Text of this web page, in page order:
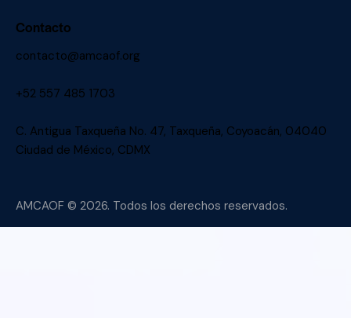
Contacto
contacto@amcaof.org
+52 557 485 1703
C. Antigua Taxqueña No. 47, Taxqueña, Coyoacán, 04040
Ciudad de México, CDMX
AMCAOF © 2026. Todos los derechos reservados.